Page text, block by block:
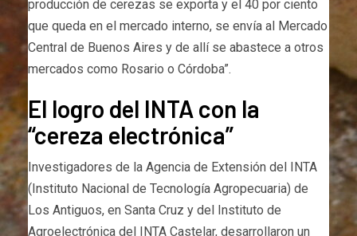
producción de cerezas se exporta y el 40 por ciento
que queda en el mercado interno, se envía al Mercado
Central de Buenos Aires y de allí se abastece a otros
mercados como Rosario o Córdoba”.
El logro del INTA con la
“cereza electrónica”
Investigadores de la Agencia de Extensión del INTA
(Instituto Nacional de Tecnología Agropecuaria) de
Los Antiguos, en Santa Cruz y del Instituto de
Agroelectrónica del INTA Castelar, desarrollaron un